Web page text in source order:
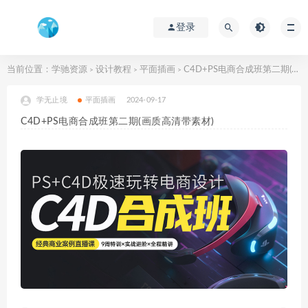
登录
当前位置： 学驰资源 > 设计教程 > 平面插画 > C4D+PS电商合成班第二期(画质高清带素材)
学无止境 平面插画 2024-09-17
C4D+PS电商合成班第二期(画质高清带素材)